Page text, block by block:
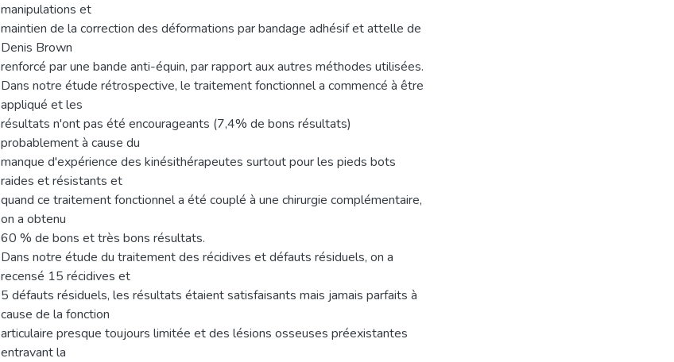
manipulations et
maintien de la correction des déformations par bandage adhésif et attelle de
Denis Brown
renforcé par une bande anti-équin, par rapport aux autres méthodes utilisées.
Dans notre étude rétrospective, le traitement fonctionnel a commencé à être
appliqué et les
résultats n'ont pas été encourageants (7,4% de bons résultats)
probablement à cause du
manque d'expérience des kinésithérapeutes surtout pour les pieds bots
raides et résistants et
quand ce traitement fonctionnel a été couplé à une chirurgie complémentaire,
on a obtenu
60 % de bons et très bons résultats.
Dans notre étude du traitement des récidives et défauts résiduels, on a
recensé 15 récidives et
5 défauts résiduels, les résultats étaient satisfaisants mais jamais parfaits à
cause de la fonction
articulaire presque toujours limitée et des lésions osseuses préexistantes
entravant la